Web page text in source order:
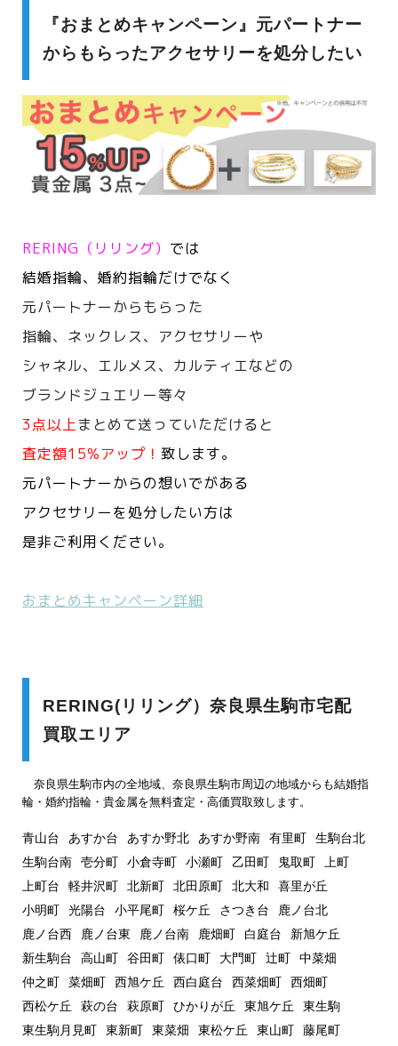
『おまとめキャンペーン』元パートナー
からもらったアクセサリーを処分したい
RERING（リリング） では
結婚指輪、婚約指輪だけでなく
元パートナーからもらった
指輪、ネックレス、アクセサリーや
シャネル、エルメス、カルティエなどの
ブランドジュエリー等々
3点以上まとめて送っていただけると
査定額15%アップ！ 致します。
元パートナーからの想いでがある
アクセサリーを処分したい方は
是非ご利用ください。
おまとめキャンペーン詳細
RERING(リリング）奈良県生駒市宅配
買取エリア
奈良県生駒市内の全地域、奈良県生駒市周辺の地域からも結婚指
輪・婚約指輪・貴金属を無料査定・高価買取致します。
青山台 あすか台 あすか野北 あすか野南 有里町
生駒台北
生駒台南
壱分町 小倉寺町 小瀬町 乙田町 鬼取町
上町
上町台
軽井沢町 北新町 北田原町 北大和
喜里が丘
小明町
光陽台 小平尾町 桜ケ丘 さつき台
鹿ノ台北
鹿ノ台西
鹿ノ台東 鹿ノ台南 鹿畑町 白庭台
新旭ケ丘
新生駒台
高山町 谷田町 俵口町 大門町 辻町
中菜畑
仲之町
菜畑町 西旭ケ丘 西白庭台 西菜畑町
西畑町
西松ケ丘
萩の台 萩原町 ひかりが丘 東旭ケ丘
東生駒
東生駒月見町
東新町 東菜畑 東松ケ丘 東山町
藤尾町